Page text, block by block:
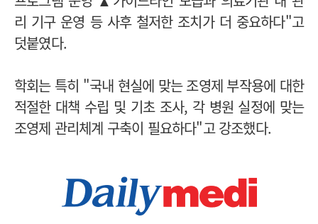
리 기구 운영 등 사후 철저한 조치가 더 중요하다"고
덧붙였다.
학회는 특히 "국내 현실에 맞는 조영제 부작용에 대한
적절한 대책 수립 및 기초 조사, 각 병원 실정에 맞는
조영제 관리체계 구축이 필요하다"고 강조했다.